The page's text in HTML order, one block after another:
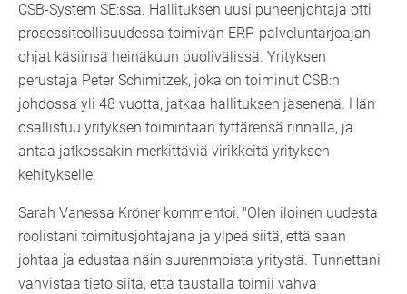
CSB-System SE:ssä. Hallituksen uusi puheenjohtaja otti
prosessiteollisuudessa toimivan ERP-palveluntarjoajan
ohjat käsiinsä heinäkuun puolivälissä. Yrityksen
perustaja Peter Schimitzek, joka on toiminut CSB:n
johdossa yli 48 vuotta, jatkaa hallituksen jäsenenä. Hän
osallistuu yrityksen toimintaan tyttärensä rinnalla, ja
antaa jatkossakin merkittäviä virikkeitä yrityksen
kehitykselle.
Sarah Vanessa Kröner kommentoi: "Olen iloinen uudesta
roolistani toimitusjohtajana ja ylpeä siitä, että saan
johtaa ja edustaa näin suurenmoista yritystä. Tunnettani
vahvistaa tieto siitä, että taustalla toimii vahva